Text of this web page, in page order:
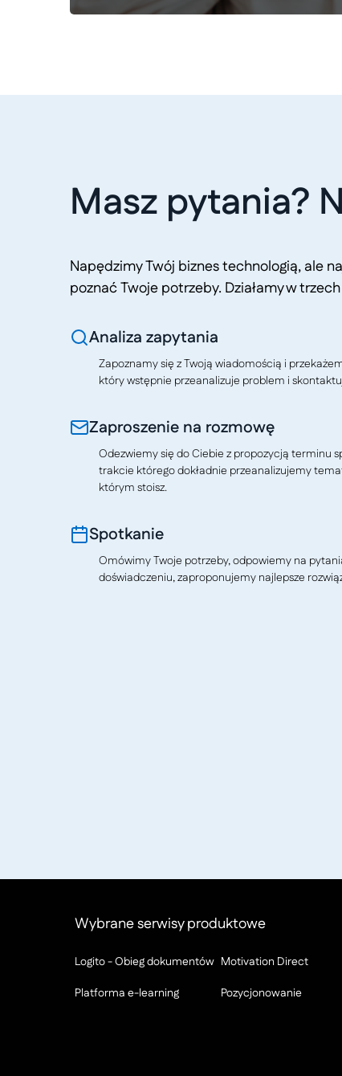
Masz pytania?
Napędzimy Twój biznes technologią, ale
poznać Twoje potrzeby. Działamy w
Analiza zapytania
Zapoznamy się z Twoją wiadomością i
który wstępnie przeanalizuje problem i
Zaproszenie na rozmowę
Odezwiemy się do Ciebie z propozycją terminu
trakcie którego dokładnie przeanalizujemy
którym stoisz.
Spotkanie
Omówimy Twoje potrzeby, odpowiemy na
doświadczeniu, zaproponujemy najlepsze
Wybrane serwisy produktowe
Logito - Obieg dokumentów Motivation Direct
Platforma e-learning
Pozycjonowanie